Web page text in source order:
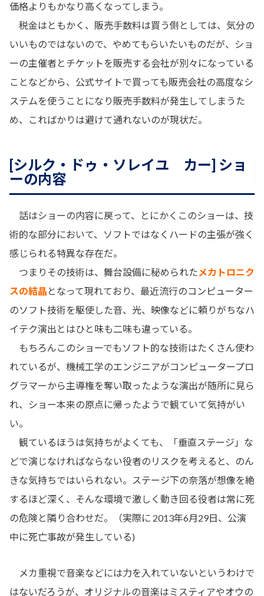
価格よりもかなり高くなってしまう。
税金はともかく、販売手数料は買う側としては、気分の
いいものではないので、やめてもらいたいものだが、ショ
ーの主催者とチケットを販売する会社が別々になっている
ことなどから、公式サイトで買っても販売会社の高度なシ
ステムを使うことになり販売手数料が発生してしまうた
め、こればかりは避けて通れないのが現状だ。
[シルク・ドゥ・ソレイユ カー] ショ
ーの内容
話はショーの内容に戻って、とにかくこのショーは、技
術的な部分において、ソフトではなくハードの主張が強く
感じられる特異な存在だ。
つまりその技術は、舞台設備に秘められたメカトロニク
スの結晶 となって現れており、最近流行のコンピューター
のソフト技術を駆使した音、光、映像などに頼りがちなハ
イテク演出とはひと味も二味も違っている。
もちろんこのショーでもソフト的な技術はたくさん使わ
れているが、機械工学のエンジニアがコンピュータープロ
グラマーから主導権を奪い取ったような演出が随所に見ら
れ、ショー本来の原点に帰ったようで観ていて気持がい
い。
観ているほうは気持ちがよくても、「垂直ステージ」な
どで演じなければならない役者のリスクを考えると、のん
きな気持ちではいられない。ステージ下の奈落が想像を絶
するほど深く、そんな環境で激しく動き回る役者は常に死
の危険と隣り合わせだ。（実際に 2013年6月29日、公演
中に死亡事故が発生している)
メカ重視で音楽などには力を入れていないというわけで
はないだろうが、オリジナルの音楽はミスティアやオウの